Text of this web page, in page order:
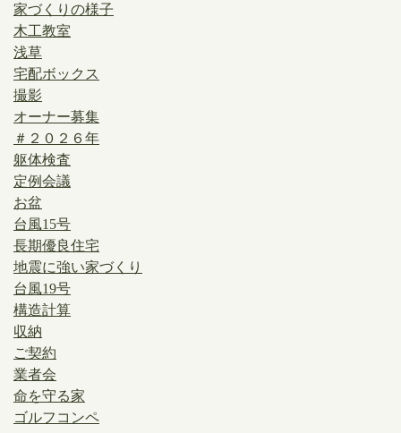
家づくりの様子
木工教室
浅草
宅配ボックス
撮影
オーナー募集
＃２０２６年
躯体検査
定例会議
お盆
台風15号
長期優良住宅
地震に強い家づくり
台風19号
構造計算
収納
ご契約
業者会
命を守る家
ゴルフコンペ